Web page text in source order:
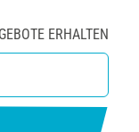
ERHALTEN